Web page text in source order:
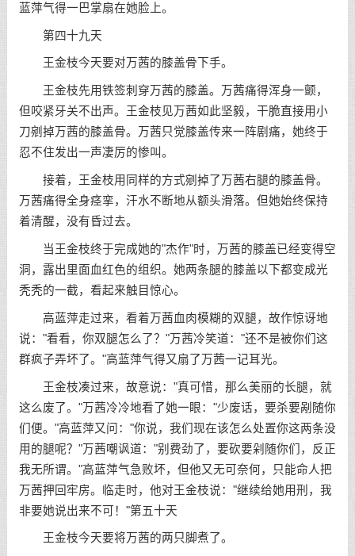
蓝萍气得一巴掌扇在她脸上。
第四十九天
王金枝今天要对万茜的膝盖骨下手。
王金枝先用铁签刺穿万茜的膝盖。万茜痛得浑身一颤，
但咬紧牙关不出声。王金枝见万茜如此坚毅，干脆直接用小
刀剜掉万茜的膝盖骨。万茜只觉膝盖传来一阵剧痛，她终于
忍不住发出一声凄厉的惨叫。
接着，王金枝用同样的方式剜掉了万茜右腿的膝盖骨。
万茜痛得全身痉挛，汗水不断地从额头滑落。但她始终保持
着清醒，没有昏过去。
当王金枝终于完成她的"杰作"时，万茜的膝盖已经变得空
洞，露出里面血红色的组织。她两条腿的膝盖以下都变成光
秃秃的一截，看起来触目惊心。
高蓝萍走过来，看着万茜血肉模糊的双腿，故作惊讶地
说："看看，你双腿怎么了？"万茜冷笑道："还不是被你们这
群疯子弄坏了。"高蓝萍气得又扇了万茜一记耳光。
王金枝凑过来，故意说："真可惜，那么美丽的长腿，就
这么废了。"万茜冷冷地看了她一眼："少废话，要杀要剐随你
们便。"高蓝萍又问："你说，我们现在该怎么处置你这两条没
用的腿呢？"万茜嘲讽道："别费劲了，要砍要剁随你们，反正
我无所谓。"高蓝萍气急败坏，但他又无可奈何，只能命人把
万茜押回牢房。临走时，他对王金枝说："继续给她用刑，我
非要她说出来不可！"第五十天
王金枝今天要将万茜的两只脚煮了。